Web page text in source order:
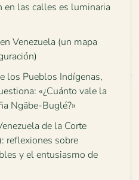
en las calles es luminaria
Venezuela (un mapa
los Pueblos Indígenas,
«¿Cuánto vale la
Ngäbe-Buglé?»
de la Corte
reflexiones sobre
y el entusiasmo de